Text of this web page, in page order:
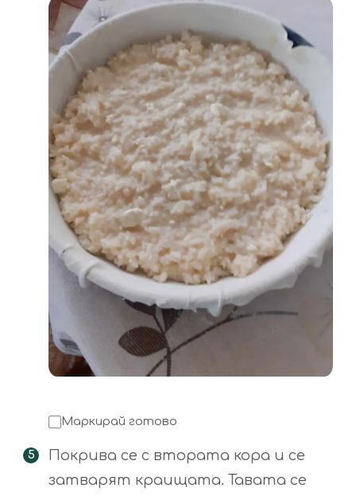
Маркирай готово
Покрива се с втората кора и се
затварят краищата. Тавата се